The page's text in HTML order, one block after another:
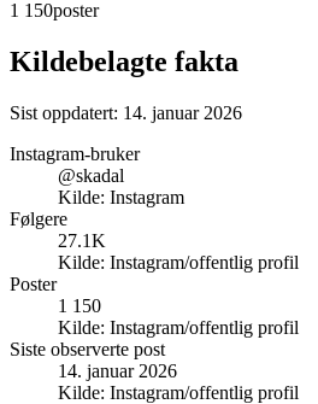
1 150poster
Kildebelagte fakta
Sist oppdatert: 14. januar 2026
Instagram-bruker
@skadal
Kilde: Instagram
Følgere
27.1K
Kilde: Instagram/offentlig profil
Poster
1 150
Kilde: Instagram/offentlig profil
Siste observerte post
14. januar 2026
Kilde: Instagram/offentlig profil